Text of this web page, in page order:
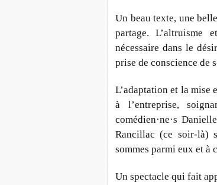
Un beau texte, une
partage. L’altruisme
nécessaire dans le
prise de conscience de
L’adaptation et la mise
à l’entreprise,
comédien·ne·s
Rancillac (ce soir-là)
sommes parmi eux et à
Un spectacle qui fait